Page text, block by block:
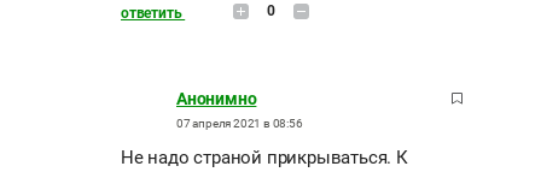
ответить 0
Анонимно
07 апреля 2021 в 08:56
Не надо страной прикрываться. К